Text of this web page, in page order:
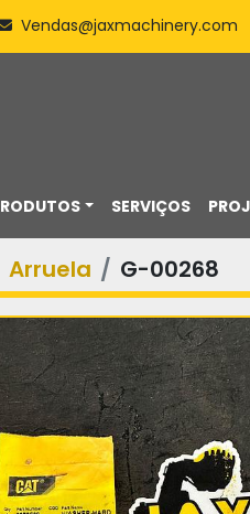
Vendas@jaxmachinery.com
PRODUTOS SERVIÇOS
Arruela G-00268